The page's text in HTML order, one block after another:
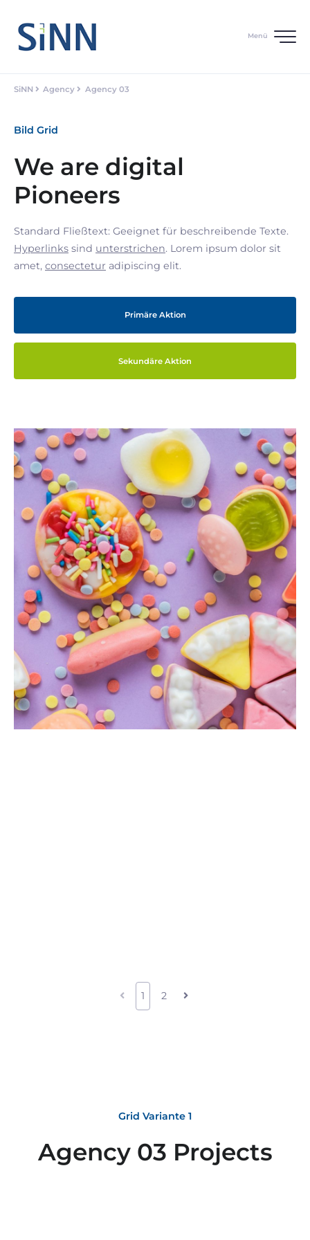
Menü
SiNN Agency Agency 03
Bild Grid
We are digital
Pioneers
Standard Fließtext: Geeignet für beschreibende Texte.
Hyperlinks sind unterstrichen. Lorem ipsum dolor sit
amet, consectetur adipiscing elit.
Primäre Aktion
Sekundäre Aktion
1 2
Grid Variante 1
Agency 03 Projects